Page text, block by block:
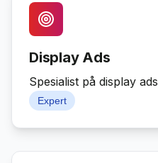
Display Ads
Spesialist på display ads
Expert